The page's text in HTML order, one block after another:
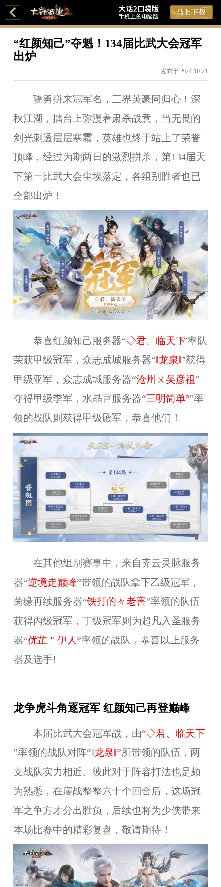
“红颜知己”夺魁！134届比武大会冠军
出炉
发布于 2024-10-21
骁勇拼来冠军名，三界英豪同归心！深
秋江湖，擂台上弥漫着肃杀战意，当无畏的
剑光刺透层层寒霜，英雄也终于站上了荣誉
顶峰，经过为期两日的激烈拼杀，第134届天
下第一比武大会尘埃落定，各组别胜者也已
全部出炉！
恭喜红颜知己服务器“◇君、临天下”率队
荣获甲级冠军，众志成城服务器“‖龙泉‖”获得
甲级亚军，众志成城服务器“沧州ㄨ吴彦祖 ”
夺得甲级季军，水晶宫服务器“三明简单°”率
领的战队则获得甲级殿军，恭喜他们！
在其他组别赛事中，来自齐云灵脉服务
器“逆境走巅峰”带领的战队拿下乙级冠军，
茵缘再续服务器“铁打的々老害”率领的队伍
获得丙级冠军，丁级冠军则为超凡入圣服务
器“优芷＂伊人 ”率领的战队，恭喜以上服务
器及选手!
龙争虎斗角逐冠军 红颜知己再登巅峰
本届比武大会冠军战，由“◇君、临天下
”率领的战队对阵“‖龙泉‖”所带领的队伍，两
支战队实力相近、彼此对于阵容打法也是颇
为熟悉，在鏖战整整六十个回合后，这场冠
军之争方才分出胜负，后续也将为少侠带来
本场比赛中的精彩复盘，敬请期待！